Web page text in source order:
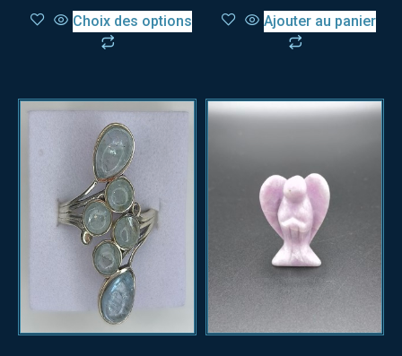
Choix des options Ajouter au panier